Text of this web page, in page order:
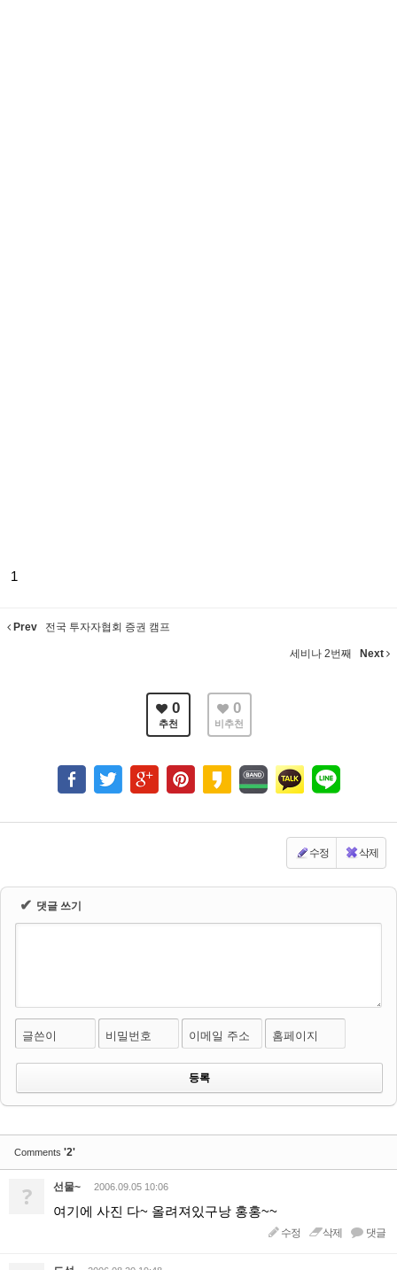
1
Prev 전국 투자자협회 증권 캠프
세비나 2번째 Next
0
추천
0
비추천
수정 삭제
✔ 댓글 쓰기
글쓴이 비밀번호 이메일 주소 홈페이지
Comments '2'
? 선물~ 2006.09.05 10:06
여기에 사진 다~ 올려져있구낭 홍홍~~
수정 삭제 댓글